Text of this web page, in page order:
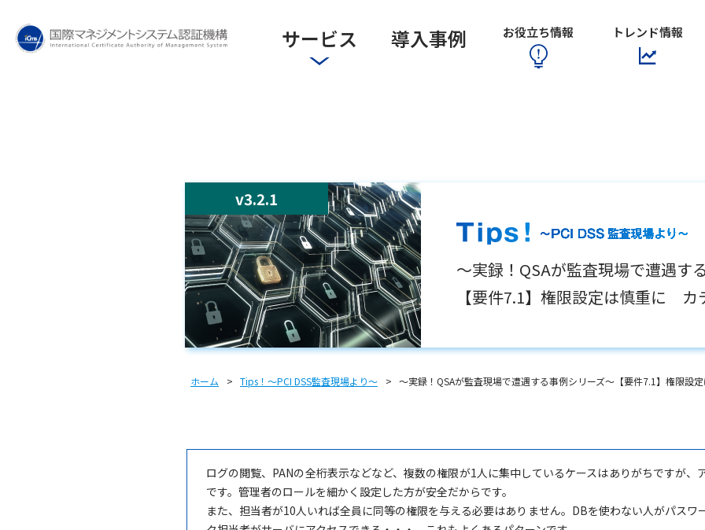
サービス 導入事例 お役立ち情報 トレンド情報
～実録！QSAが監査現場で遭遇す
【要件7.1】権限設定は慎重に カ
v3.2.1
ホーム Tips！〜PCI DSS監査現場より〜 ～実録！QSAが監査現場で遭遇する事例シリーズ～【要件7.1】権限設
ログの閲覧、PANの全桁表示などなど、複数の権限が1人に集中しているケースはありがちですが、
です。管理者のロールを細かく設定した方が安全だからです。
また、担当者が10人いれば全員に同等の権限を与える必要はありません。DBを使わない人がパスワ